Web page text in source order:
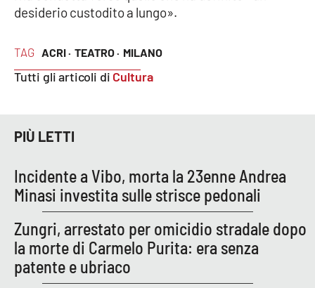
Reggio Calabria
Lamezia Terme
PROGETTI
SPECIALI
Buona Sanità Calabria
LACALABRIAVISIONE
TAG ACRI · TEATRO · MILANO
Tutti gli articoli di Cultura
desiderio custodito a lungo».
PIÙ LETTI
Incidente a Vibo, morta la 23enne Andrea
Minasi investita sulle strisce pedonali
Zungri, arrestato per omicidio stradale dopo
la morte di Carmelo Purita: era senza
patente e ubriaco